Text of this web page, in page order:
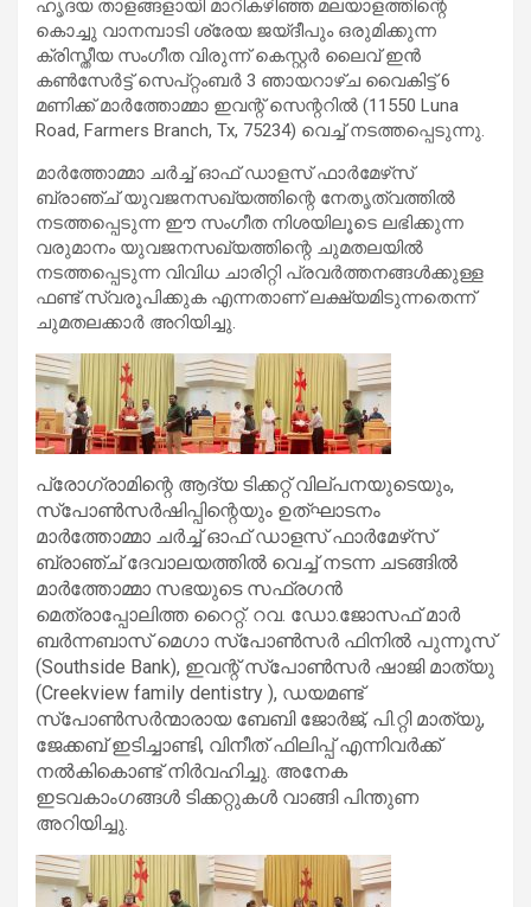
ഹൃദയ താളങ്ങളായി മാറികഴിഞ്ഞ മലയാളത്തിന്റെ
കൊച്ചു വാനമ്പാടി ശ്രേയ ജയ്ദീപും ഒരുമിക്കുന്ന
ക്രിസ്തീയ സംഗീത വിരുന്ന് കെസ്റ്റർ ലൈവ് ഇൻ
കൺസേർട്ട് സെപ്റ്റംബർ 3 ഞായറാഴ്ച വൈകിട്ട് 6
മണിക്ക് മാർത്തോമ്മാ ഇവന്റ് സെന്ററിൽ (11550 Luna
Road, Farmers Branch, Tx, 75234) വെച്ച് നടത്തപ്പെടുന്നു.
മാർത്തോമ്മാ ചർച്ച് ഓഫ് ഡാളസ് ഫാർമേഴ്‌സ്
ബ്രാഞ്ച് യുവജനസഖ്യത്തിന്റെ നേതൃത്വത്തിൽ
നടത്തപ്പെടുന്ന ഈ സംഗീത നിശയിലൂടെ ലഭിക്കുന്ന
വരുമാനം യുവജനസഖ്യത്തിന്റെ ചുമതലയിൽ
നടത്തപ്പെടുന്ന വിവിധ ചാരിറ്റി പ്രവർത്തനങ്ങൾക്കുള്ള
ഫണ്ട്‌ സ്വരൂപിക്കുക എന്നതാണ് ലക്ഷ്യമിടുന്നതെന്ന്
ചുമതലക്കാർ അറിയിച്ചു.
പ്രോഗ്രാമിന്റെ ആദ്യ ടിക്കറ്റ് വില്പനയുടെയും,
സ്പോൺസർഷിപ്പിന്റെയും ഉത്ഘാടനം
മാർത്തോമ്മാ ചർച്ച്‌ ഓഫ് ഡാളസ് ഫാർമേഴ്‌സ്
ബ്രാഞ്ച് ദേവാലയത്തിൽ വെച്ച് നടന്ന ചടങ്ങിൽ
മാർത്തോമ്മാ സഭയുടെ സഫ്രഗൻ
മെത്രാപ്പോലിത്ത റൈറ്റ്. റവ. ഡോ.ജോസഫ് മാർ
ബർന്നബാസ് മെഗാ സ്പോൺസർ ഫിനിൽ പുന്നൂസ്
(Southside Bank), ഇവന്റ് സ്പോൺസർ ഷാജി മാത്യു
(Creekview family dentistry ), ഡയമണ്ട്
സ്പോൺസർന്മാരായ ബേബി ജോർജ്, പി.റ്റി മാത്യു,
ജേക്കബ് ഇടിച്ചാണ്ടി, വിനീത് ഫിലിപ്പ് എന്നിവർക്ക്
നൽകികൊണ്ട് നിർവഹിച്ചു. അനേക
ഇടവകാംഗങ്ങൾ ടിക്കറ്റുകൾ വാങ്ങി പിന്തുണ
അറിയിച്ചു.